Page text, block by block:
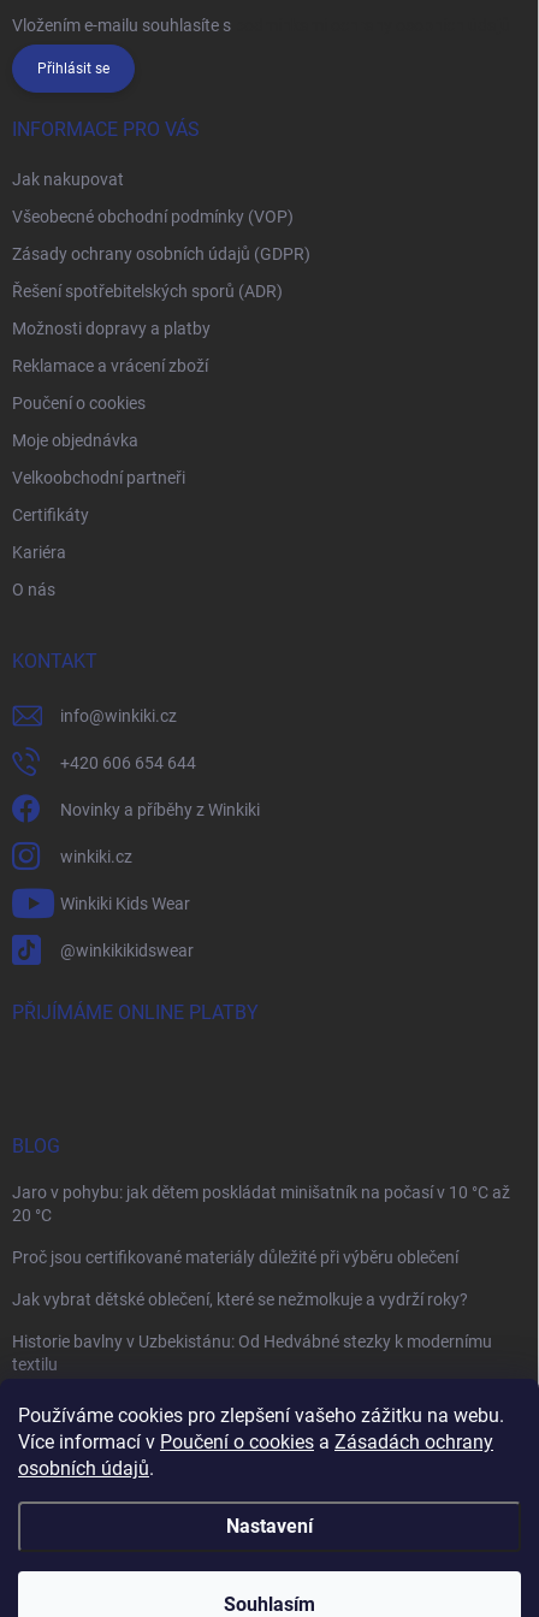
Používáme cookies pro zlepšení vašeho zážitku na webu.
Více informací v Poučení o cookies a Zásadách ochrany
osobních údajů.
Nastavení
Souhlasím
Vložením e-mailu souhlasíte s
Přihlásit se
INFORMACE PRO VÁS
Jak nakupovat
Všeobecné obchodní podmínky (VOP)
Zásady ochrany osobních údajů (GDPR)
Řešení spotřebitelských sporů (ADR)
Možnosti dopravy a platby
Reklamace a vrácení zboží
Poučení o cookies
Moje objednávka
Velkoobchodní partneři
Certifikáty
Kariéra
O nás
KONTAKT
info@winkiki.cz
+420 606 654 644
Novinky a příběhy z Winkiki
winkiki.cz
Winkiki Kids Wear
@winkikikidswear
PŘIJÍMÁME ONLINE PLATBY
BLOG
Jaro v pohybu: jak dětem poskládat minišatník na počasí v 10 °C až
20 °C
Proč jsou certifikované materiály důležité při výběru oblečení
Jak vybrat dětské oblečení, které se nežmolkuje a vydrží roky?
Historie bavlny v Uzbekistánu: Od Hedvábné stezky k modernímu
textilu
Mamazone |
Copyright 2026Winkiki. Všechna práva vyhrazena.Upravit nastavení
cookies